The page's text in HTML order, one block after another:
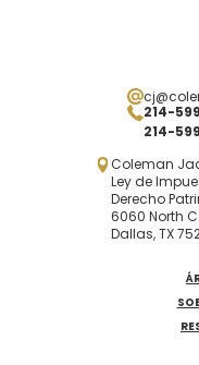
214-
214-
Coleman
Ley de
Derecho
6060 North
Dallas, TX